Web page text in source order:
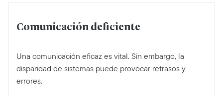
Comunicación deficiente
Una comunicación eficaz es vital. Sin embargo, la
disparidad de sistemas puede provocar retrasos y
errores.